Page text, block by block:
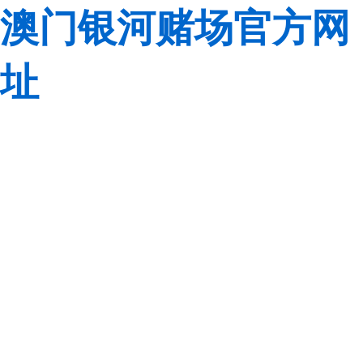
澳门银河赌场官方网
址